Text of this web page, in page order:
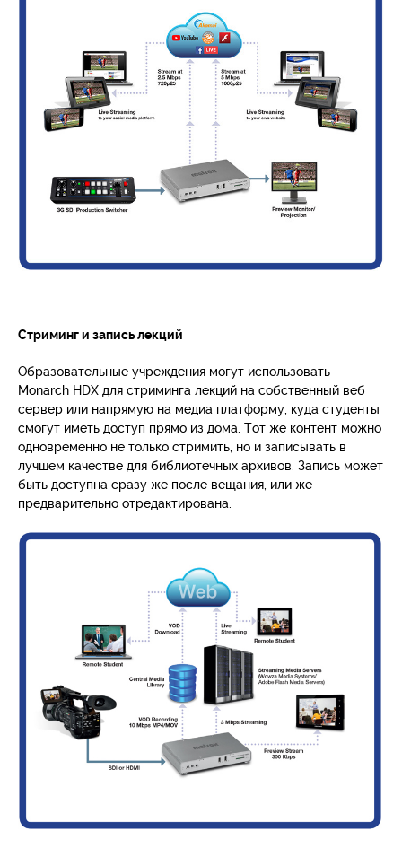
Стриминг и запись лекций
Образовательные учреждения могут использовать
Monarch HDX для стриминга лекций на собственный веб
сервер или напрямую на медиа платформу, куда студенты
смогут иметь доступ прямо из дома. Тот же контент можно
одновременно не только стримить, но и записывать в
лучшем качестве для библиотечных архивов. Запись может
быть доступна сразу же после вещания, или же
предварительно отредактирована.